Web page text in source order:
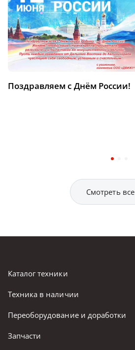
Поздравляем с Днём России!
Смотреть все
Каталог техники
Техника в наличии
Переоборудование и доработки
Запчасти